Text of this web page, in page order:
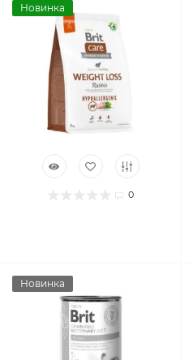
Новинка
0
Новинка